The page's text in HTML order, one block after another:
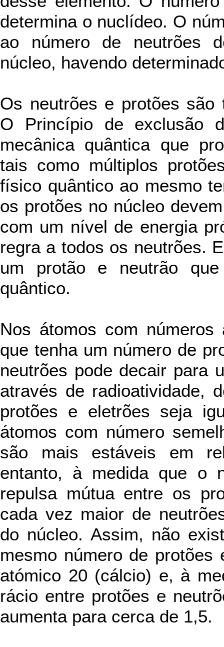
determina o nuclídeo. O
ao número de neutrões
núcleo, havendo
Os neutrões e protões são
O Princípio de exclusão
mecânica quântica que
tais como múltiplos
físico quântico ao mesmo
os protões no núcleo
com um nível de energia
regra a todos os neutrões.
um protão e neutrão
quântico.
Nos átomos com
que tenha um número de
neutrões pode decair para
através de radioatividade,
protões e eletrões seja
átomos com número
são mais estáveis em
entanto, à medida que o
repulsa mútua entre os
cada vez maior de
do núcleo. Assim, não
mesmo número de protões
atómico 20 (cálcio) e, à
rácio entre protões e
aumenta para cerca de 1,5.